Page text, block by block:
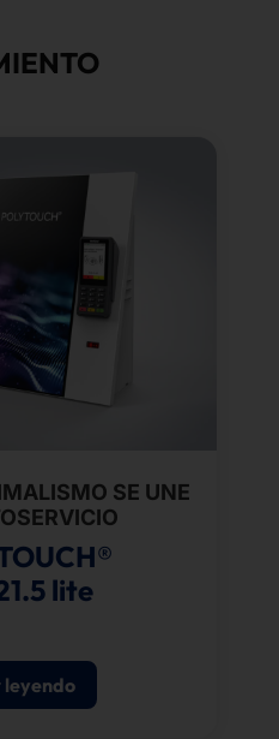
SE UNE
lite
leyendo